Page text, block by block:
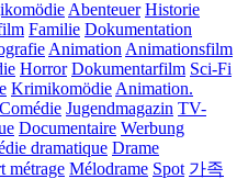
Abenteuer Historie
Familie Dokumentation
Animation Animationsfilm
Horror Dokumentarfilm Sci-Fi
Krimikomödie Animation.
Comédie Jugendmagazin TV-
Documentaire Werbung
dramatique Drame
métrage Mélodrame Spot 가족